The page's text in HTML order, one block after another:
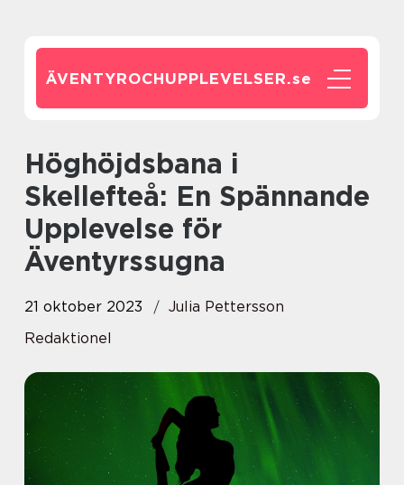
ÄVENTYROCHUPPLEVELSER.se
Höghöjdsbana i
Skellefteå: En Spännande
Upplevelse för
Äventyrssugna
21 oktober 2023
Julia Pettersson
Redaktionel